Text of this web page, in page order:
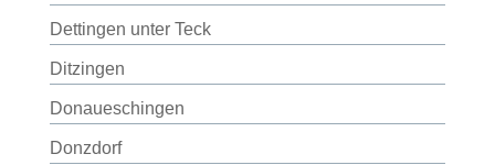
Dettingen unter Teck
Ditzingen
Donaueschingen
Donzdorf